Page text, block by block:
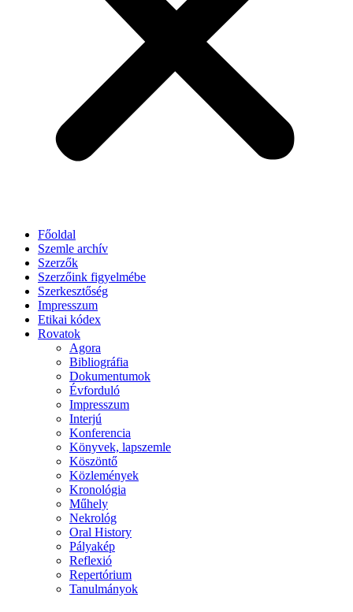
Főoldal
Szemle archív
Szerzők
Szerzőink figyelmébe
Szerkesztőség
Impresszum
Etikai kódex
Rovatok
Agora
Bibliográfia
Dokumentumok
Évforduló
Impresszum
Interjú
Konferencia
Könyvek, lapszemle
Köszöntő
Közlemények
Kronológia
Műhely
Nekrológ
Oral History
Pályakép
Reflexió
Repertórium
Tanulmányok